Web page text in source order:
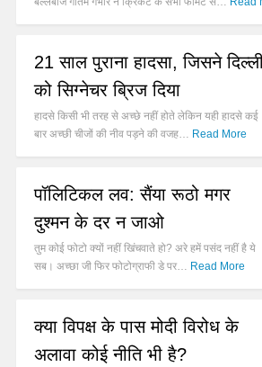
21 साल पुराना हादसा, जिसने
को सिग्नेचर ब्रिज दिया
हादसे किसी भी तरह से अच्छे नहीं होते लेकिन यही हादसे कई
बार अच्छी चीजों की नीव पड़ने की वजह… Read More
पॉलिटिकल लव: सैंया रूठो मगर
दुश्मन के दर न जाओ
तुम कोई फोटो क्यों नहीं खिंचवाते हो? अरे हमें पसंद नहीं है ये
सब। अच्छा जी फिर फोटोग्राफी डे पर… Read More
क्या विपक्ष के पास मोदी विरोध के
अलावा कोई नीति भी है?